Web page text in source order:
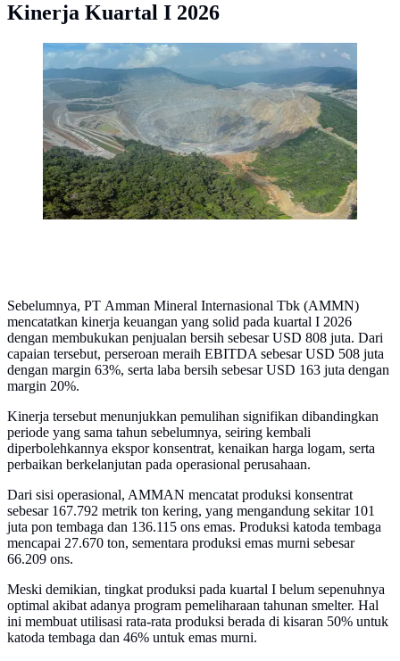
Kinerja Kuartal I 2026
Perusahaan tambang tembaga dan emas, PT Amman
Mineral Nusa Tenggara (AMMAN), memasuki babak
baru penambangan Fase 8 di Tambang Batu Hijau,
menyusul selesainya Fase 7 di akhir 2024. Dok Amman
Sebelumnya, PT Amman Mineral Internasional Tbk (AMMN)
mencatatkan kinerja keuangan yang solid pada kuartal I 2026
dengan membukukan penjualan bersih sebesar USD 808 juta. Dari
capaian tersebut, perseroan meraih EBITDA sebesar USD 508 juta
dengan margin 63%, serta laba bersih sebesar USD 163 juta dengan
margin 20%.
Kinerja tersebut menunjukkan pemulihan signifikan dibandingkan
periode yang sama tahun sebelumnya, seiring kembali
diperbolehkannya ekspor konsentrat, kenaikan harga logam, serta
perbaikan berkelanjutan pada operasional perusahaan.
Dari sisi operasional, AMMAN mencatat produksi konsentrat
sebesar 167.792 metrik ton kering, yang mengandung sekitar 101
juta pon tembaga dan 136.115 ons emas. Produksi katoda tembaga
mencapai 27.670 ton, sementara produksi emas murni sebesar
66.209 ons.
Meski demikian, tingkat produksi pada kuartal I belum sepenuhnya
optimal akibat adanya program pemeliharaan tahunan smelter. Hal
ini membuat utilisasi rata-rata produksi berada di kisaran 50% untuk
katoda tembaga dan 46% untuk emas murni.